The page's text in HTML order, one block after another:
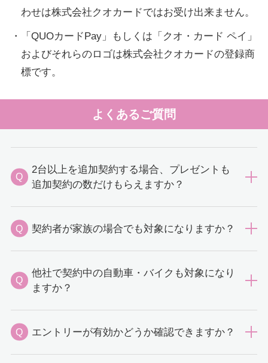
わせは株式会社クオカードではお受け出来ません。
・「QUOカードPay」もしくは「クオ・カード ペイ」
およびそれらのロゴは株式会社クオカードの登録商
標です。
よくあるご質問
Q
2台以上を追加契約する場合、プレゼントも
追加契約の数だけもらえますか？
Q 契約者が家族の場合でも対象になりますか？
Q
他社で契約中の自動車・バイクも対象になり
ますか？
Q エントリーが有効かどうか確認できますか？